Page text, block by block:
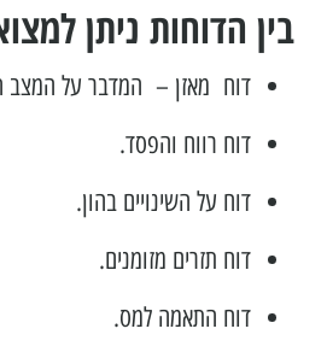
בין הדוחות ניתן
דוח מאזן – המדבר על המצב
דוח רווח והפסד.
דוח על השינויים בהון.
דוח תזרים מזומנים.
דוח התאמה למס.